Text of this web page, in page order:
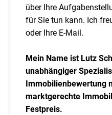
über Ihre
für Sie tun kann. Ich
oder Ihre E-Mail.
Mein Name ist Lutz
unabhängiger
Immobilienbewertung
marktgerechte
Festpreis.